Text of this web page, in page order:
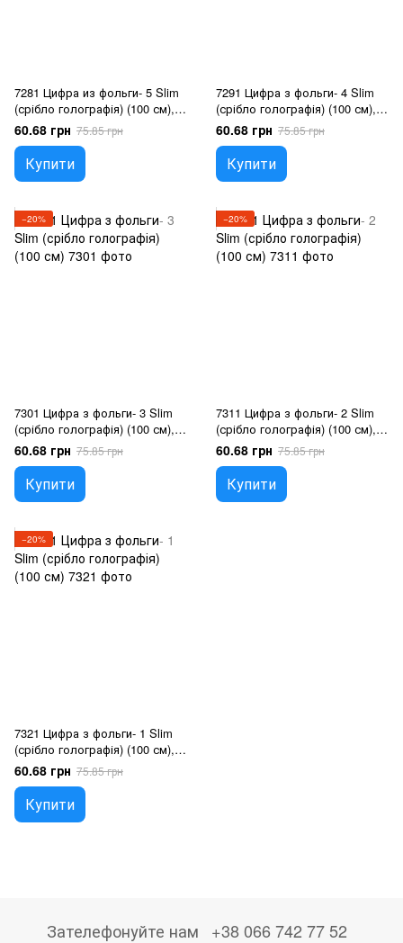
7281 Цифра из фольги- 5 Slim
(срібло голографія) (100 см),
Гелій або повітря
60.68 грн 75.85 грн
Купити
7291 Цифра з фольги- 4 Slim
(срібло голографія) (100 см),
Гелій або повітря
60.68 грн 75.85 грн
Купити
−20%
7301 Цифра з фольги- 3 Slim
(срібло голографія) (100 см),
Гелій або повітря
60.68 грн 75.85 грн
Купити
−20%
7311 Цифра з фольги- 2 Slim
(срібло голографія) (100 см),
Гелій або повітря
60.68 грн 75.85 грн
Купити
−20%
7321 Цифра з фольги- 1 Slim
(срібло голографія) (100 см),
Гелій або повітря
60.68 грн 75.85 грн
Купити
Зателефонуйте нам +38 066 742 77 52